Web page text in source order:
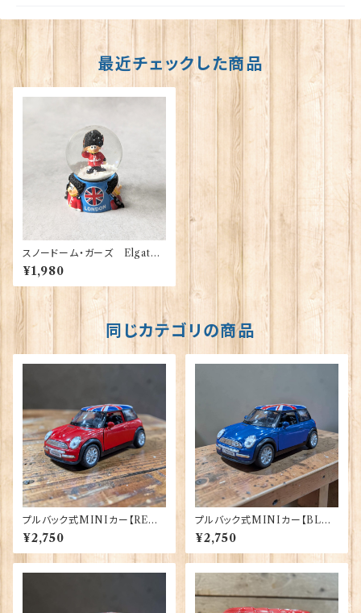
最近チェックした商品
スノードーム・ガーズ Elgate
Products 40158
¥1,980
同じカテゴリの商品
プルバック式MINIカー【RED】
A＆W Gifts 40175（22-11）
¥2,750
プルバック式MINIカー【BLU
E】A＆W Gifts 40176（22-12）
¥2,750